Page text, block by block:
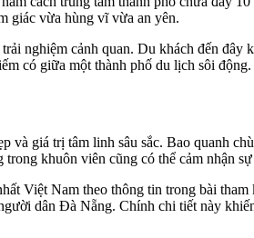
giác vừa hùng vĩ vừa an yên.
nghiệm cảnh quan. Du khách đến đây
có giữa một thành phố du lịch sôi động.
giá trị tâm linh sâu sắc. Bao quanh
khuôn viên cũng có thể cảm nhận
Việt Nam theo thông tin trong bài
dân Đà Nẵng. Chính chi tiết này